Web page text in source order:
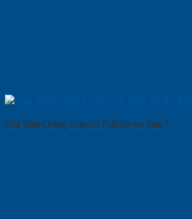
Cửa Thép Chống Cháy Có Thật Sự An Toàn ?